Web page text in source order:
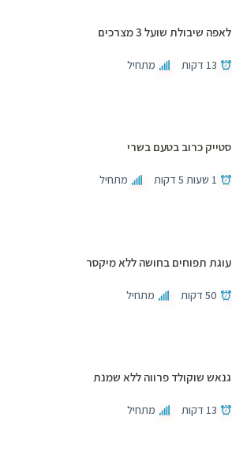
לאפה שיבולת שועל 3 מצרכים
13 דקות מתחיל
סטייק כרוב בטעם בשרי
1 שעות 5 דקות מתחיל
עוגת תפוחים בחושה ללא מיקסר
50 דקות מתחיל
גנאש שוקולד פרווה ללא שמנת
13 דקות מתחיל